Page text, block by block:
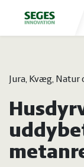
Fjerkræ
Grise
Heste
Jura
Jura, Kvæg, Natur